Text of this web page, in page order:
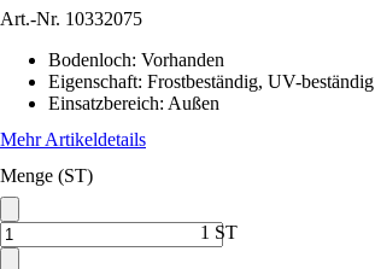
Art.-Nr. 10332075
Bodenloch: Vorhanden
Eigenschaft: Frostbeständig, UV-beständig
Einsatzbereich: Außen
Mehr Artikeldetails
Menge (ST)
1 ST